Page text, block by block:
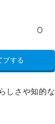
0
ブする
しさや知的な